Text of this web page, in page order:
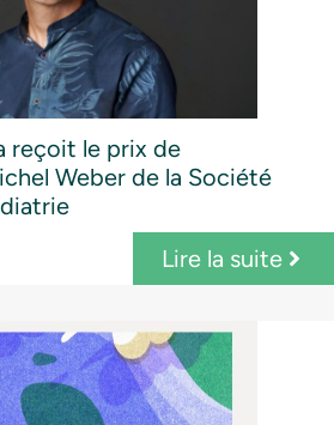
reçoit le prix de
Weber de la Société
Lire la suite